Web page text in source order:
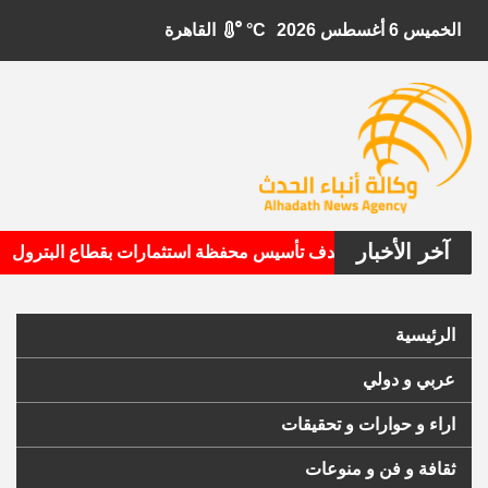
الخميس 6 أغسطس 2026 °C
آخر الأخبار
الأمريكية تستهدف تأسيس محفظة استثمارات بقطاع البترول
الرئيسية
عربي و دولي
اراء و حوارات و تحقيقات
ثقافة و فن و منوعات